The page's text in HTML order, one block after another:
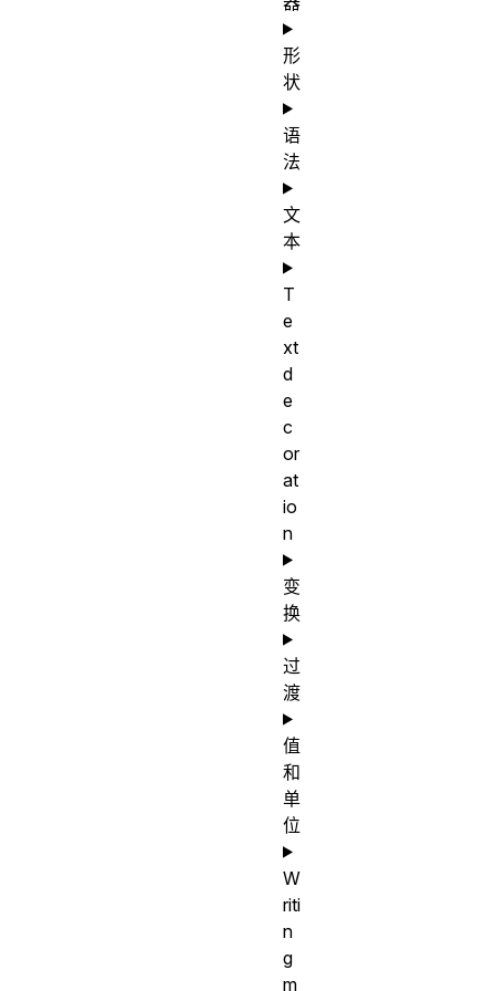
形
状
语
法
文
本
T
e
xt
d
e
c
or
at
io
n
变
换
过
渡
值
和
单
位
W
riti
n
g
m